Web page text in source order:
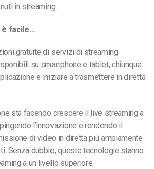
in streaming.
è facile…
gratuite di servizi di streaming
su smartphone e tablet, chiunque
e iniziare a trasmettere in diretta
sta facendo crescere il live streaming a
l’innovazione e rendendo il
di video in diretta più ampiamente
Senza dubbio, queste tecnologie stanno
a un livello superiore.